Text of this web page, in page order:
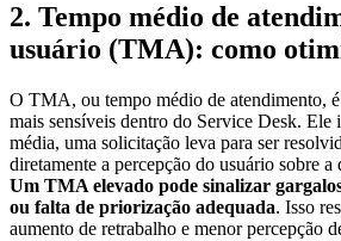
2. Tempo médio de
usuário (TMA): como
O TMA, ou tempo médio de atendimento,
mais sensíveis dentro do Service Desk. Ele
média, uma solicitação leva para ser
diretamente a percepção do usuário sobre a
Um TMA elevado pode sinalizar
ou falta de priorização adequada. Isso
aumento de retrabalho e menor percepção